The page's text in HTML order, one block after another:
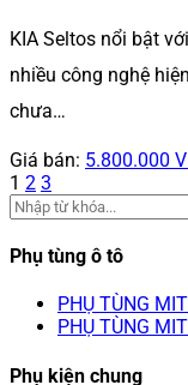
KIA Seltos nổi bật
nhiều công nghệ
chưa…
Giá bán: 5.800.000
1 2 3
Phụ tùng ô tô
PHỤ TÙNG
PHỤ TÙNG
Phụ kiện chung